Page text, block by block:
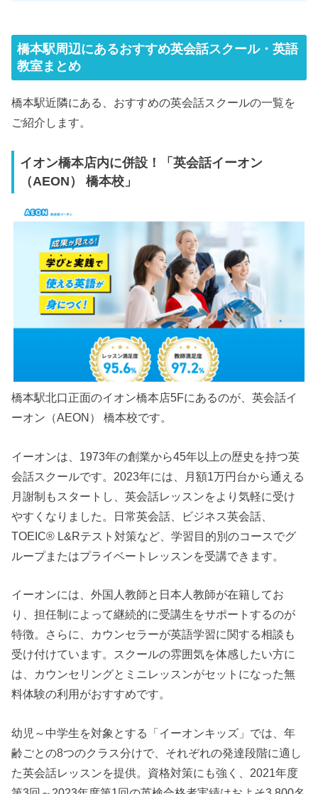
橋本駅周辺にあるおすすめ英会話スクール・英語
教室まとめ
橋本駅近隣にある、おすすめの英会話スクールの一覧を
ご紹介します。
イオン橋本店内に併設！「英会話イーオン
（AEON） 橋本校」
橋本駅北口正面のイオン橋本店5Fにあるのが、英会話イ
ーオン（AEON） 橋本校です。
イーオンは、1973年の創業から45年以上の歴史を持つ英
会話スクールです。2023年には、月額1万円台から通える
月謝制もスタートし、英会話レッスンをより気軽に受け
やすくなりました。日常英会話、ビジネス英会話、
TOEIC® L&Rテスト対策など、学習目的別のコースでグ
ループまたはプライベートレッスンを受講できます。
イーオンには、外国人教師と日本人教師が在籍してお
り、担任制によって継続的に受講生をサポートするのが
特徴。さらに、カウンセラーが英語学習に関する相談も
受け付けています。スクールの雰囲気を体感したい方に
は、カウンセリングとミニレッスンがセットになった無
料体験の利用がおすすめです。
幼児～中学生を対象とする「イーオンキッズ」では、年
齢ごとの8つのクラス分けで、それぞれの発達段階に適し
た英会話レッスンを提供。資格対策にも強く、2021年度